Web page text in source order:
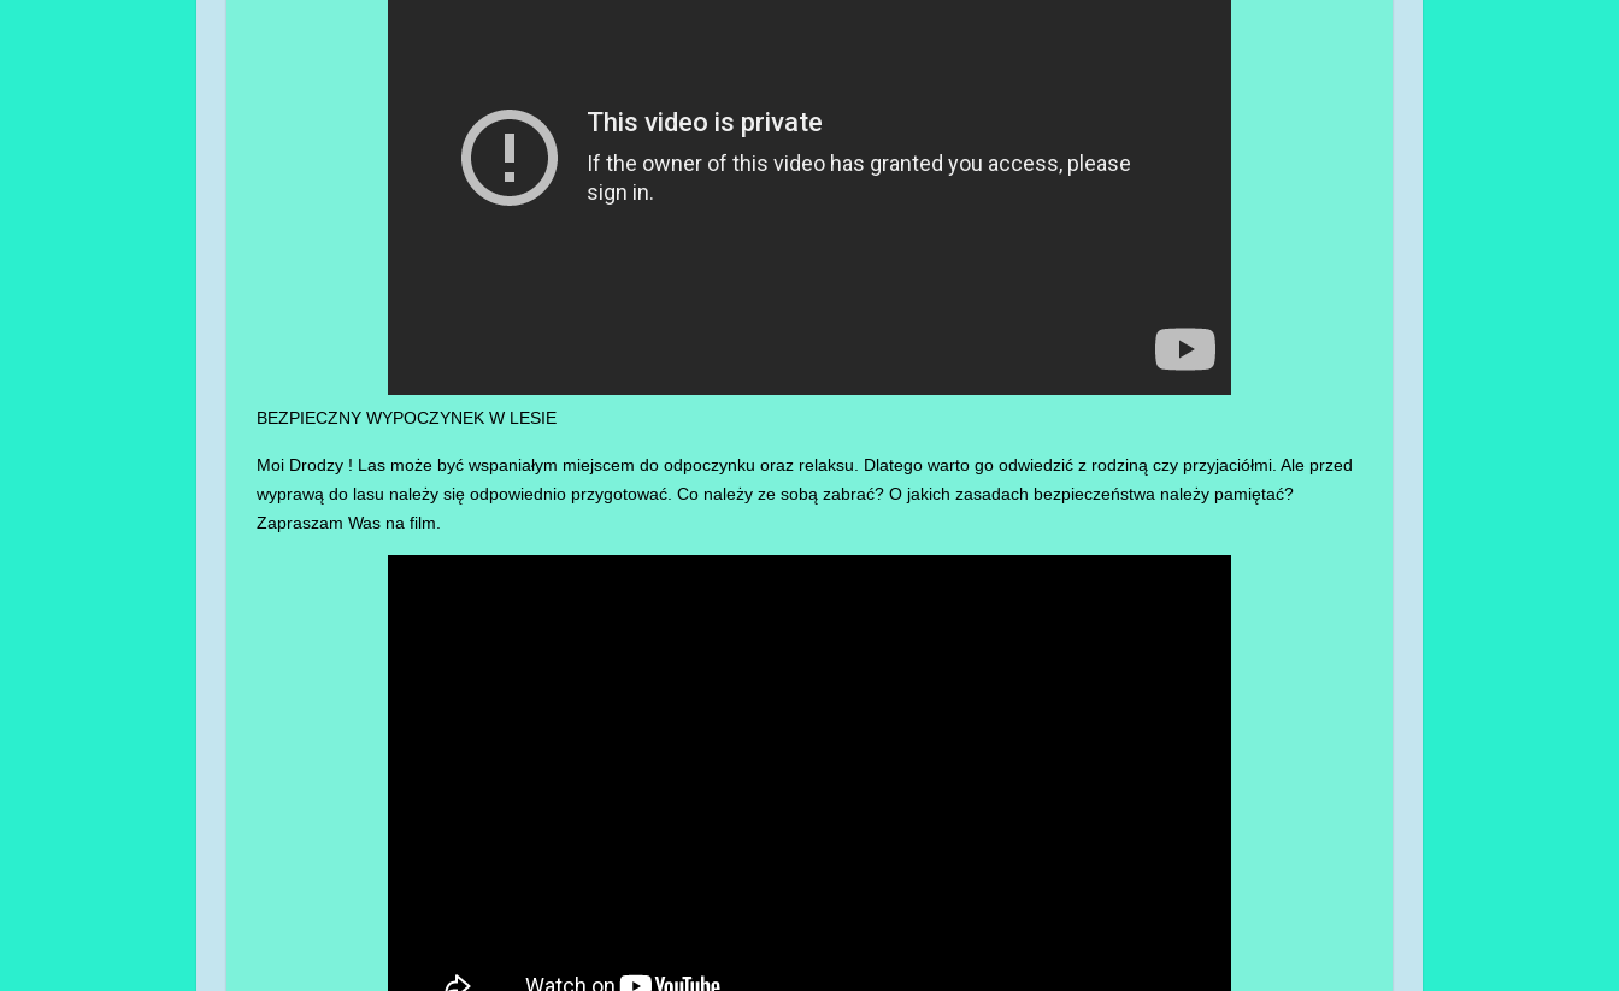
BEZPIECZNY WYPOCZYNEK W LESIE
Moi Drodzy ! Las może być wspaniałym miejscem do odpoczynku oraz relaksu. Dlatego warto go odwiedzić z rodziną czy przyjaciółmi. Ale przed
wyprawą do lasu należy się odpowiednio przygotować. Co należy ze sobą zabrać? O jakich zasadach bezpieczeństwa należy pamiętać?
Zapraszam Was na film.